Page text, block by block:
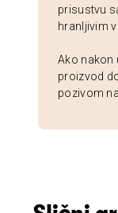
prisustvu
hranljivim
Ako nakon
proizvod
pozivom